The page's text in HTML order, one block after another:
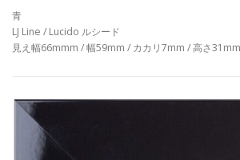
青
LJ Line / Lucido ルシード
見え幅66mmm / 幅59mm / カカリ7mm / 高さ